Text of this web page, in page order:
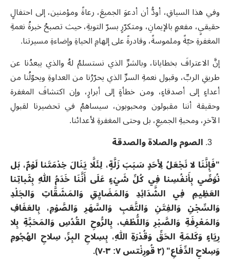
وفي هذا السياقِ، أودُّ أن أدعوَ الجميعَ، رعاةً ومؤمنين، إلى احتفالٍ
حقيقيٍ، مفعمٍ بالإيمانِ، ومتكرّرٍ بسرّ التوبةِ، حيث تصبحُ خبرةُ نعمةِ
المغفرةِ حيّةً وملموسةً، وقادرةً على إلهامِ الحياةِ وإضاءةِ مسيرتنا.
إنَّ الاعترافَ بخطايانا، وبالشرِّ الذي نستسلمُ لهُ والذي يبعدُنا عن
طريقِ الربِّ، وقبول نعمةِ السرِّ الذي يحرّرُنا من العداوةِ ويحوّلُنا من
أعداءٍ إلى أصدقاءٍ، ومن خطأةٍ إلى أبرارٍ، وإن اكتشافَ المغفرة
وحقيقة أننا مقبولون ومحبوبون، سيساهمُ في تحضيرنا لقبولِ
الآخرِ، ومحبةِ الجميعِ، بل وحتى المغفرةِ لأعدائنا.
الصوم والصلاة والصدقة
"فَإِنَّنَا لا نَجْعَلُ لِأَحَدٍ سَبَبَ زَلَّةٍ، لِئَلَّا يَنَالَ خِدْمَتَنا لَوْمٌ، بَل
نُوَصِّي بِأَنفُسِنا فِي كُلِّ شَيْءٍ عَلَى أَنَّنَا خَدَمُ اللهِ بِثَباتِنا
العَظِيمِ فِي الشَّدَائِدِ وَالمَضَايِقِ وَالمَشَقَّاتِ وَالجَلْدِ
وَالسِّجْنِ وَالفِتَنِ وَالتَّعَبِ وَالسَّهَرِ وَالصَّوْمِ، بِالعَفَافِ
وَالمَعْرِفَةِ وَالصَّبْرِ وَاللُّطْفِ، بِالرُّوحِ القُدُسِ وَالمَحَبَّةِ بِلا
رِيَاءٍ وَكَلمَةِ الحَقِّ وَقُدْرَةِ اللهِ، بِسِلاحِ البِرِّ، سِلاحِ الهُجُومِ
وَسِلاحِ الدِّفَاعِ" (٢ قُورِنْتس ٧: ٣-٧).